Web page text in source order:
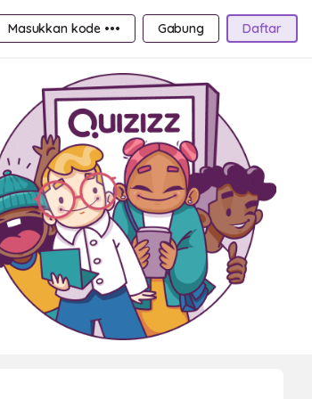
Masukkan kode ••• Gabung Daftar